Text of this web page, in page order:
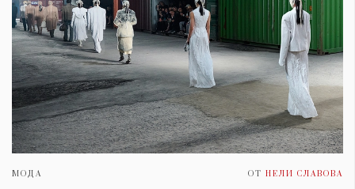
МОДА ОТ НЕЛИ СЛАВОВА